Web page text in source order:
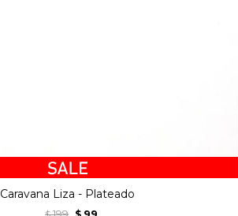
Caravana Liza - Plateado